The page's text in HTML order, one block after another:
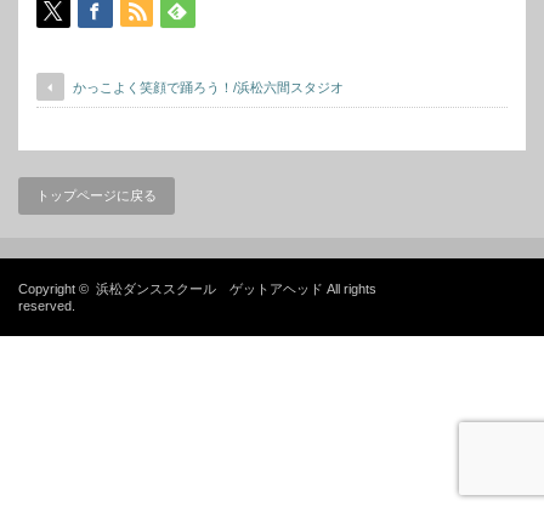
かっこよく笑顔で踊ろう！/浜松六間スタジオ
トップページに戻る
Copyright © 浜松ダンススクール ゲットアヘッド All rights
reserved.